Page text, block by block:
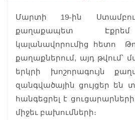
Մարտի 19-ին
քաղաքապետ Էքրեմ
կալանավորումից հետո
քաղաքներում, այդ թվում՝
երկրի խոշորագույն
զանգվածային ցույցեր են
հանգեցրել է
միջեւ բախումների։